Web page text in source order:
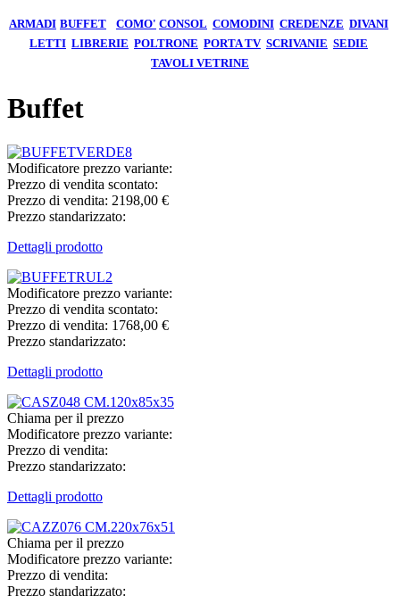
ARMADI BUFFET COMO' CONSOL COMODINI CREDENZE DIVANI
LETTI LIBRERIE POLTRONE PORTA TV SCRIVANIE SEDIE
TAVOLI VETRINE
Buffet
Modificatore prezzo variante:
Prezzo di vendita scontato:
Prezzo di vendita: 2198,00 €
Prezzo standarizzato:
Dettagli prodotto
Modificatore prezzo variante:
Prezzo di vendita scontato:
Prezzo di vendita: 1768,00 €
Prezzo standarizzato:
Dettagli prodotto
Chiama per il prezzo
Modificatore prezzo variante:
Prezzo di vendita:
Prezzo standarizzato:
Dettagli prodotto
Chiama per il prezzo
Modificatore prezzo variante:
Prezzo di vendita:
Prezzo standarizzato: